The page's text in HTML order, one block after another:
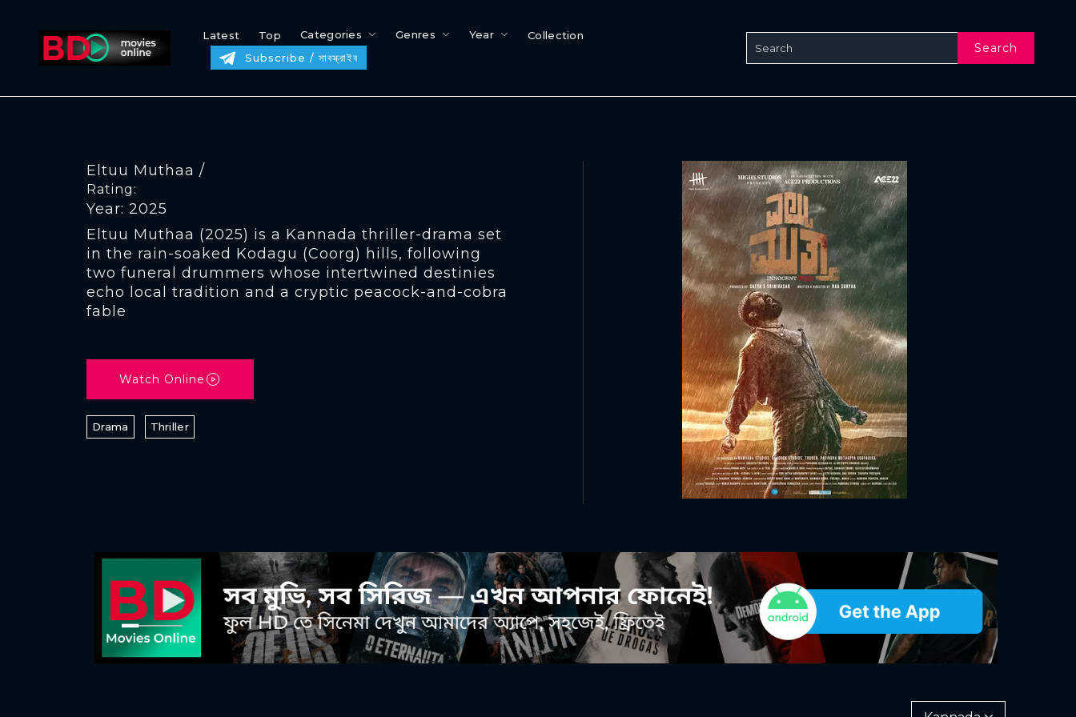
Latest Top Categories Genres Year
Collection
Subscribe / সাবস্ক্রাইব
Search
Eltuu Muthaa /
Rating:
Year: 2025
Eltuu Muthaa (2025) is a Kannada thriller-drama set
in the rain-soaked Kodagu (Coorg) hills, following
two funeral drummers whose intertwined destinies
echo local tradition and a cryptic peacock-and-cobra
fable
Watch Online
Drama Thriller